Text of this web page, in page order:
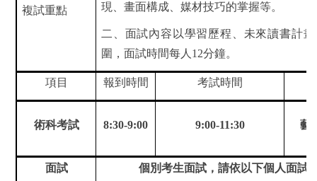
複試重點
現、畫面構成、媒材技巧的掌握等。
二、面試內容以學習歷程、未來讀書計
圍，面試時間每人 12分鐘。
項目 報到時間 考試時間
術科考試 8:30-9:00 9:00-11:30 藝
面試 個別考生面試，請依以下個人面試